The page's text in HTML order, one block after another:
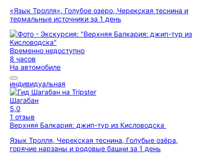
«Язык Тролля», Голубое озеро, Черекская теснина и
термальные источники за 1 день
Временно недоступно
8 часов
На автомобиле
индивидуальная
Шагабан
5,0
1 отзыв
Верхняя Балкария: джип-тур из Кисловодска
Язык Тролля, Черекская теснина, Голубые озёра,
горячие нарзаны и родовые башни за 1 день